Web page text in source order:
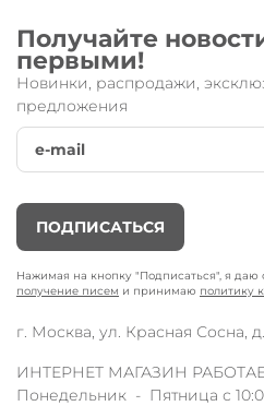
Получайте
первыми!
Новинки, распродажи,
предложения
ПОДПИСАТЬСЯ
Нажимая на кнопку "Подписаться", я даю
получение писем и принимаю политику
г. Москва, ул. Красная Сосна, д.
ИНТЕРНЕТ МАГАЗИН
Понедельник - Пятница с